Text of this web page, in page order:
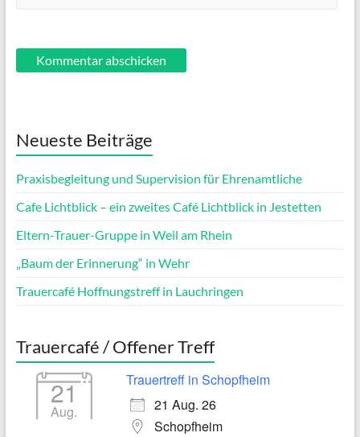
Neueste Beiträge
Praxisbegleitung und Supervision für Ehrenamtliche
Cafe Lichtblick – ein zweites Café Lichtblick in Jestetten
Eltern-Trauer-Gruppe in Weil am Rhein
„Baum der Erinnerung“ in Wehr
Trauercafé Hoffnungstreff in Lauchringen
Trauercafé / Offener Treff
21
Aug.
Trauertreff in Schopfheim
21 Aug. 26
Schopfheim